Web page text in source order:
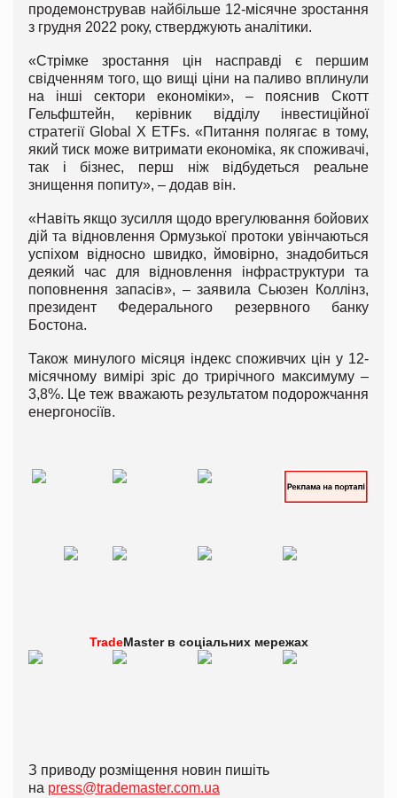
продемонстрував найбільше 12-місячне зростання
з грудня 2022 року, стверджують аналітики.
«Стрімке зростання цін насправді є першим
свідченням того, що вищі ціни на паливо вплинули
на інші сектори економіки», – пояснив Скотт
Гельфштейн, керівник відділу інвестиційної
стратегії Global X ETFs. «Питання полягає в тому,
який тиск може витримати економіка, як споживачі,
так і бізнес, перш ніж відбудеться реальне
знищення попиту», – додав він.
«Навіть якщо зусилля щодо врегулювання бойових
дій та відновлення Ормузької протоки увінчаються
успіхом відносно швидко, ймовірно, знадобиться
деякий час для відновлення інфраструктури та
поповнення запасів», – заявила Сьюзен Коллінз,
президент Федерального резервного банку
Бостона.
Також минулого місяця індекс споживчих цін у 12-
місячному вимірі зріс до трирічного максимуму –
3,8%. Це теж вважають результатом подорожчання
енергоносіїв.
TradeMaster в соціальних мережах
З приводу розміщення новин пишіть
на press@trademaster.com.ua